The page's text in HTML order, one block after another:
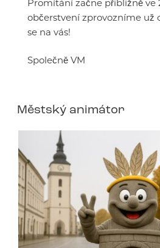
občerstvení zprovozníme už
se na vás!
Společně VM
Městský animátor